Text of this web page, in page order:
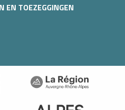
EN TOEZEGGINGEN